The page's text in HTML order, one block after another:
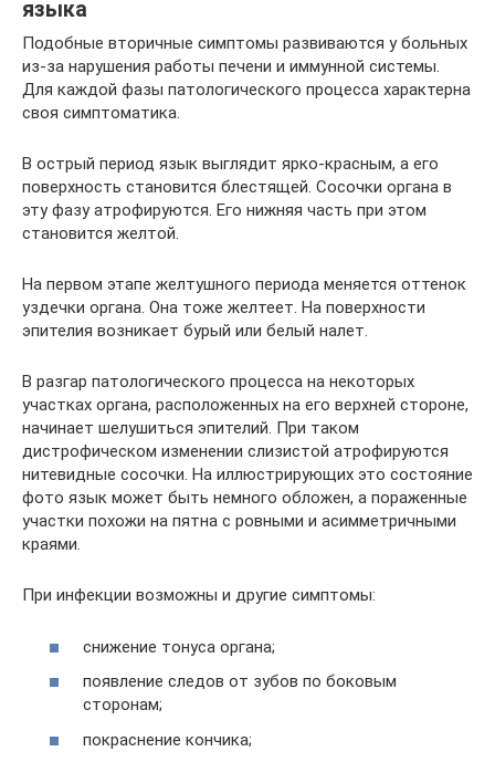
языка
Подобные вторичные симптомы развиваются у больных
из-за нарушения работы печени и иммунной системы.
Для каждой фазы патологического процесса характерна
своя симптоматика.
В острый период язык выглядит ярко-красным, а его
поверхность становится блестящей. Сосочки органа в
эту фазу атрофируются. Его нижняя часть при этом
становится желтой.
На первом этапе желтушного периода меняется оттенок
уздечки органа. Она тоже желтеет. На поверхности
эпителия возникает бурый или белый налет.
В разгар патологического процесса на некоторых
участках органа, расположенных на его верхней стороне,
начинает шелушиться эпителий. При таком
дистрофическом изменении слизистой атрофируются
нитевидные сосочки. На иллюстрирующих это состояние
фото язык может быть немного обложен, а пораженные
участки похожи на пятна с ровными и асимметричными
краями.
При инфекции возможны и другие симптомы:
снижение тонуса органа;
появление следов от зубов по боковым
сторонам;
покраснение кончика;